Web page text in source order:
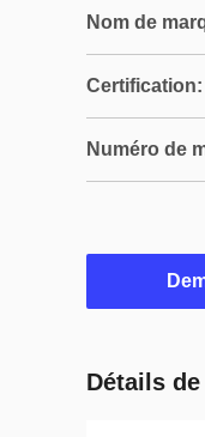
Nom de
Certification:
Numéro de
Détails